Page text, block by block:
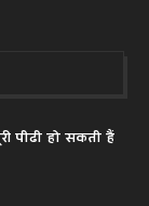
पीढी हो सकती हैं